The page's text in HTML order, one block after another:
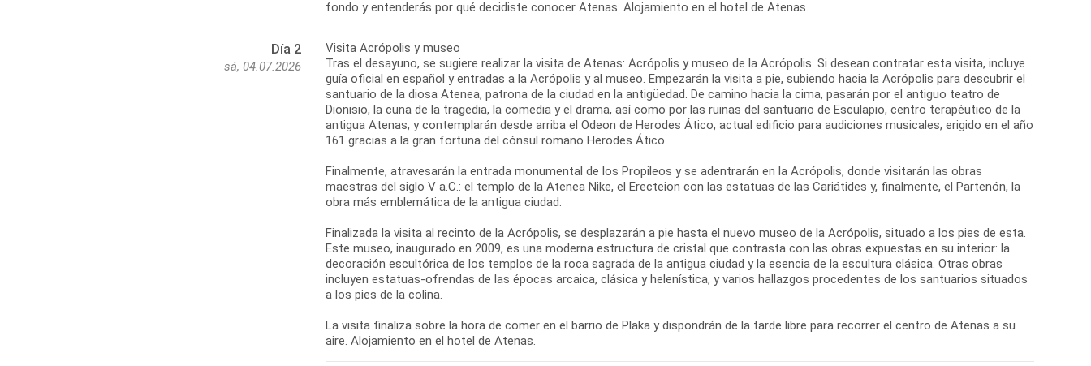
Día 2
sá, 04.07.2026
Visita Acrópolis y museo
Tras el desayuno, se sugiere realizar la visita de Atenas: Acrópolis y museo de la Acrópolis. Si desean contratar esta visita, incluye
guía oficial en español y entradas a la Acrópolis y al museo. Empezarán la visita a pie, subiendo hacia la Acrópolis para descubrir el
santuario de la diosa Atenea, patrona de la ciudad en la antigüedad. De camino hacia la cima, pasarán por el antiguo teatro de
Dionisio, la cuna de la tragedia, la comedia y el drama, así como por las ruinas del santuario de Esculapio, centro terapéutico de la
antigua Atenas, y contemplarán desde arriba el Odeon de Herodes Ático, actual edificio para audiciones musicales, erigido en el año
161 gracias a la gran fortuna del cónsul romano Herodes Ático.
Finalmente, atravesarán la entrada monumental de los Propileos y se adentrarán en la Acrópolis, donde visitarán las obras
maestras del siglo V a.C.: el templo de la Atenea Nike, el Erecteion con las estatuas de las Cariátides y, finalmente, el Partenón, la
obra más emblemática de la antigua ciudad.
Finalizada la visita al recinto de la Acrópolis, se desplazarán a pie hasta el nuevo museo de la Acrópolis, situado a los pies de esta.
Este museo, inaugurado en 2009, es una moderna estructura de cristal que contrasta con las obras expuestas en su interior: la
decoración escultórica de los templos de la roca sagrada de la antigua ciudad y la esencia de la escultura clásica. Otras obras
incluyen estatuas-ofrendas de las épocas arcaica, clásica y helenística, y varios hallazgos procedentes de los santuarios situados
a los pies de la colina.
La visita finaliza sobre la hora de comer en el barrio de Plaka y dispondrán de la tarde libre para recorrer el centro de Atenas a su